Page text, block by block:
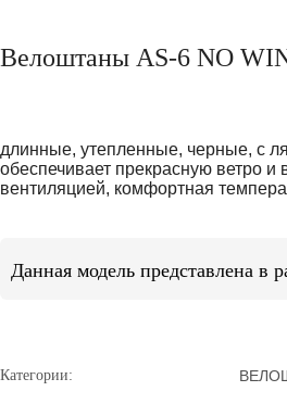
Велоштаны AS-6 NO
длинные, утепленные, черные, с
обеспечивает прекрасную ветро
вентиляцией, комфортная
Данная модель представлена в
Категории: